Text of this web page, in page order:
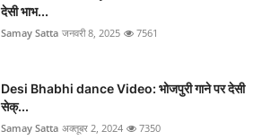
देसी भाभ...
Samay Satta जनवरी 8, 2025 7561
Desi Bhabhi dance Video: भोजपुरी गाने पर देसी
सेक्...
Samay Satta अक्तूबर 2, 2024 7350